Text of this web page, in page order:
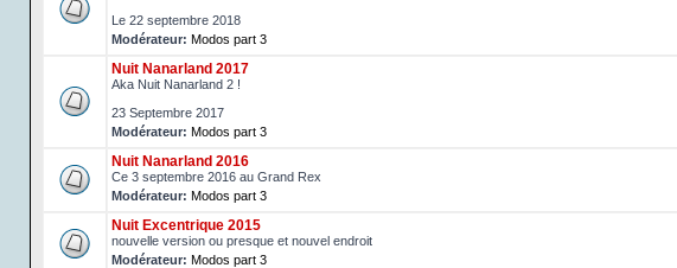
Le 22 septembre 2018
Modérateur: Modos part 3
Nuit Nanarland 2017
Aka Nuit Nanarland 2 !
23 Septembre 2017
Modérateur: Modos part 3
Nuit Nanarland 2016
Ce 3 septembre 2016 au Grand Rex
Modérateur: Modos part 3
Nuit Excentrique 2015
nouvelle version ou presque et nouvel endroit
Modérateur: Modos part 3